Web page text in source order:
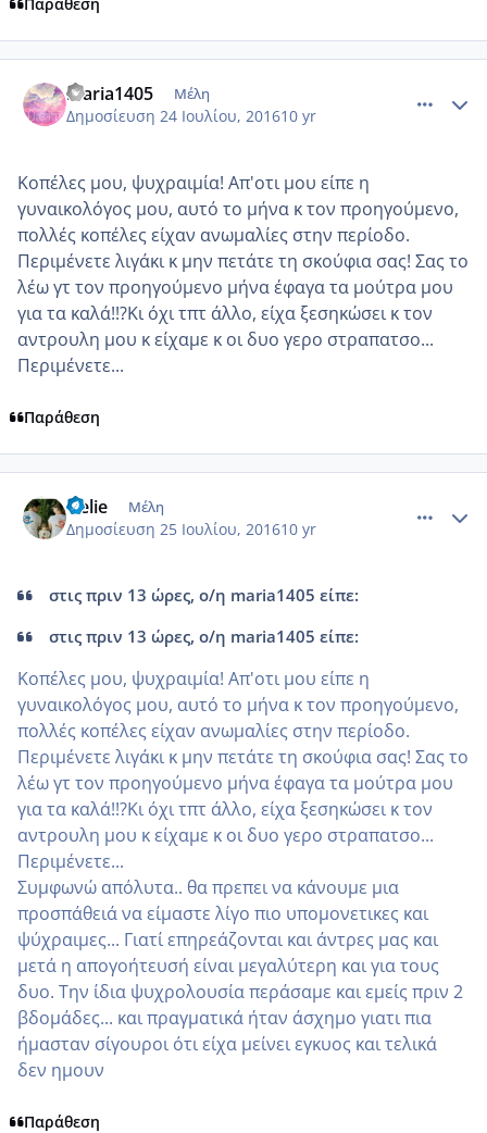
maria1405 Μέλη
Δημοσίευση 24 Ιουλίου, 201610 yr
Κοπέλες μου, ψυχραιμία! Απ'οτι μου είπε η
γυναικολόγος μου, αυτό το μήνα κ τον προηγούμενο,
πολλές κοπέλες είχαν ανωμαλίες στην περίοδο.
Περιμένετε λιγάκι κ μην πετάτε τη σκούφια σας! Σας το
λέω γτ τον προηγούμενο μήνα έφαγα τα μούτρα μου
για τα καλά!!?Κι όχι τπτ άλλο, είχα ξεσηκώσει κ τον
αντρουλη μου κ είχαμε κ οι δυο γερο στραπατσο...
Περιμένετε...
Παράθεση
Gelie Μέλη
Δημοσίευση 25 Ιουλίου, 201610 yr
στις πριν 13 ώρες, ο/η maria1405 είπε:
στις πριν 13 ώρες, ο/η maria1405 είπε:
Κοπέλες μου, ψυχραιμία! Απ'οτι μου είπε η
γυναικολόγος μου, αυτό το μήνα κ τον προηγούμενο,
πολλές κοπέλες είχαν ανωμαλίες στην περίοδο.
Περιμένετε λιγάκι κ μην πετάτε τη σκούφια σας! Σας το
λέω γτ τον προηγούμενο μήνα έφαγα τα μούτρα μου
για τα καλά!!?Κι όχι τπτ άλλο, είχα ξεσηκώσει κ τον
αντρουλη μου κ είχαμε κ οι δυο γερο στραπατσο...
Περιμένετε...
Συμφωνώ απόλυτα.. θα πρεπει να κάνουμε μια
προσπάθειά να είμαστε λίγο πιο υπομονετικες και
ψύχραιμες... Γιατί επηρεάζονται και άντρες μας και
μετά η απογοήτευσή είναι μεγαλύτερη και για τους
δυο. Την ίδια ψυχρολουσία περάσαμε και εμείς πριν 2
βδομάδες... και πραγματικά ήταν άσχημο γιατι πια
ήμασταν σίγουροι ότι είχα μείνει εγκυος και τελικά
δεν ημουν
Παράθεση